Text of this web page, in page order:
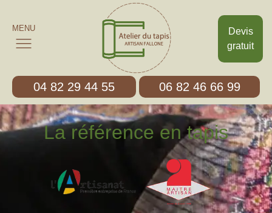
Devis
gratuit
MENU
04 82 29 44 55 06 82 46 66 99
La référence en tapis